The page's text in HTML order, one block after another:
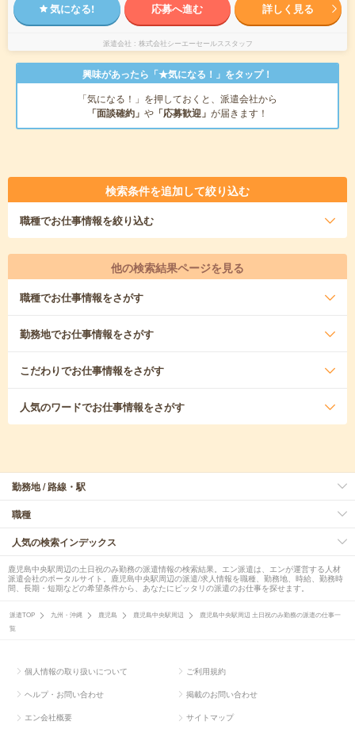
気になる! 応募へ進む 詳しく見る
派遣会社 株式会社シーエーセールススタッフ
興味があったら「★気になる！」をタップ！
「気になる！」を押しておくと、派遣会社から
「面談確約」 や 「応募歓迎」 が届きます！
検索条件を追加して絞り込む
職種でお仕事情報を絞り込む
他の検索結果ページを見る
職種でお仕事情報をさがす
勤務地でお仕事情報をさがす
こだわりでお仕事情報をさがす
人気のワードでお仕事情報をさがす
勤務地 / 路線・駅
職種
人気の検索インデックス
鹿児島中央駅周辺の土日祝のみ勤務の派遣情報の検索結果。エン派遣は、エンが運営する人材
派遣会社のポータルサイト。鹿児島中央駅周辺の派遣/求人情報を職種、勤務地、時給、勤務時
間、長期・短期などの希望条件から、あなたにピッタリの派遣のお仕事を探せます。
派遣TOP 九州・沖縄 鹿児島 鹿児島中央駅周辺
鹿児島中央駅周辺 土日祝のみ勤務の派遣の仕事一
覧
個人情報の取り扱いについて ご利用規約
ヘルプ・お問い合わせ 掲載のお問い合わせ
エン会社概要 サイトマップ